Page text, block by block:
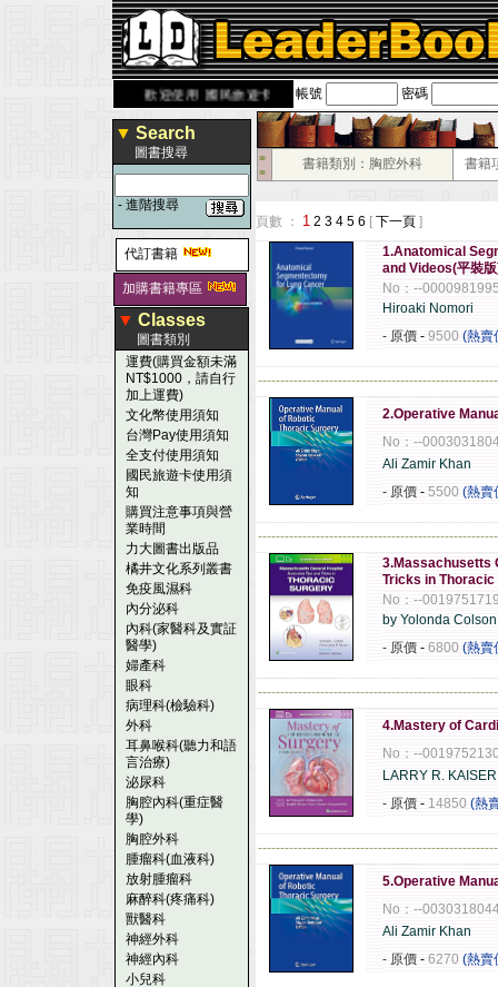
歡迎使用 國民旅遊卡！！ 帳號 密碼
▼ Search
圖書搜尋
- 進階搜尋
代訂書籍
加購書籍專區
▼ Classes
圖書類別
運費(購買金額未滿
NT$1000，請自行
加上運費)
文化幣使用須知
台灣Pay使用須知
全支付使用須知
國民旅遊卡使用須
知
購買注意事項與營
業時間
力大圖書出版品
橘井文化系列叢書
免疫風濕科
內分泌科
內科(家醫科及實証
醫學)
婦產科
眼科
病理科(檢驗科)
外科
耳鼻喉科(聽力和語
言治療)
泌尿科
胸腔內科(重症醫
學)
胸腔外科
腫瘤科(血液科)
放射腫瘤科
麻醉科(疼痛科)
獸醫科
神經外科
神經內科
小兒科
■
■
書籍類別：胸腔外科 書籍
頁數 ： 1 2 3 4 5 6 [ 下一頁 ]
1.Anatomical
and Videos(平裝
No：--
Hiroaki Nomori
- 原價 - 9500 (熱賣
2.Operative
No：--
Ali Zamir Khan
- 原價 - 5500 (熱賣
3.Massachusetts
Tricks in
No：--
by Yolonda Colson
- 原價 - 6800 (熱賣
4.Mastery of
No：--
LARRY R. KAISER
- 原價 - 14850 (熱
5.Operative
No：--
Ali Zamir Khan
- 原價 - 6270 (熱賣